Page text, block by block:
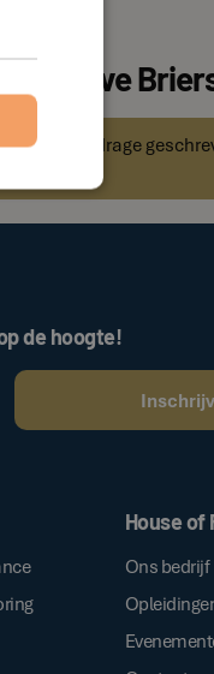
Lieve
geen bijdrage
de hoogte!
House of
Ons bedrijf